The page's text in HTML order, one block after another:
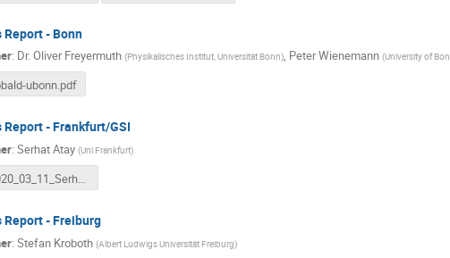
Report - Bonn
: Dr.Oliver Freyermuth (Physikalisches Institut, Universität Bonn), Peter Wienemann (University of
ubonn.pdf
Report - Frankfurt/GSI
: Serhat Atay (Uni Frankfurt)
2020_03_11_Serhat_Atay.pdf
Report - Freiburg
: Stefan Kroboth (Albert Ludwigs Universität Freiburg)